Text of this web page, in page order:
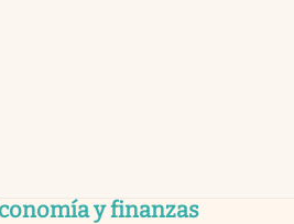
y finanzas